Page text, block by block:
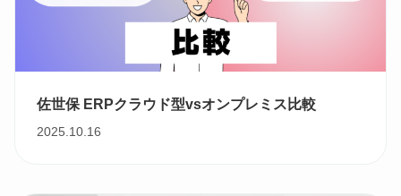
佐世保 ERPクラウド型vsオンプレミス比較
2025.10.16